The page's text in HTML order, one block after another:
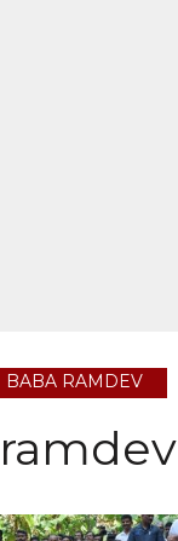
BABA RAMDEV